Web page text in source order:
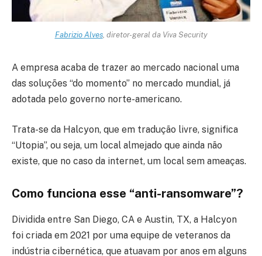
Fabrizio Alves, diretor-geral da Viva Security
A empresa acaba de trazer ao mercado nacional uma
das soluções “do momento” no mercado mundial, já
adotada pelo governo norte-americano.
Trata-se da Halcyon, que em tradução livre, significa
“Utopia”, ou seja, um local almejado que ainda não
existe, que no caso da internet, um local sem ameaças.
Como funciona esse “anti-ransomware”?
Dividida entre San Diego, CA e Austin, TX, a Halcyon
foi criada em 2021 por uma equipe de veteranos da
indústria cibernética, que atuavam por anos em alguns